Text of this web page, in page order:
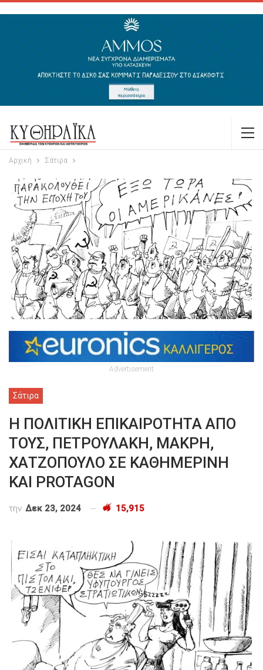
Αρχική Σάτιρα
Advertisement
Σάτιρα
Η ΠΟΛΙΤΙΚΗ ΕΠΙΚΑΙΡΟΤΗΤΑ ΑΠΟ
ΤΟΥΣ, ΠΕΤΡΟΥΛΑΚΗ, ΜΑΚΡΗ,
ΧΑΤΖΟΠΟΥΛΟ ΣΕ ΚΑΘΗΜΕΡΙΝΗ
ΚΑΙ PROTAGON
την Δεκ 23, 2024 15,915